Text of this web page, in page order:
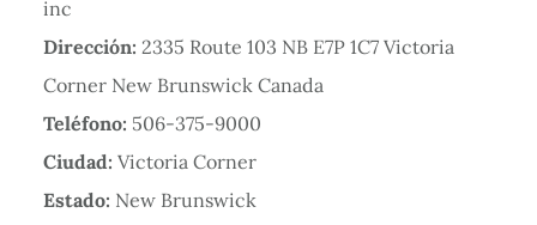
inc
Dirección: 2335 Route 103 NB E7P 1C7 Victoria
Corner New Brunswick Canada
Teléfono: 506-375-9000
Ciudad: Victoria Corner
Estado: New Brunswick